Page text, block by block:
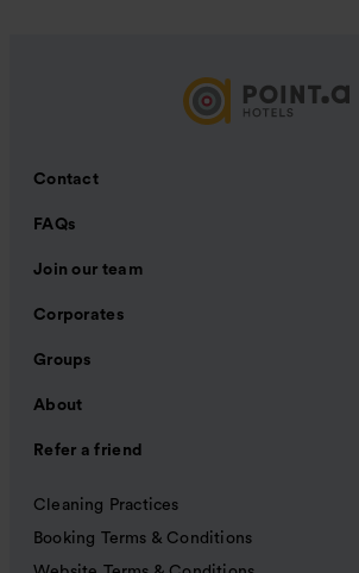
Contact
FAQs
Join our team
Corporates
Groups
About
Refer a friend
Cleaning Practices
Booking Terms & Conditions